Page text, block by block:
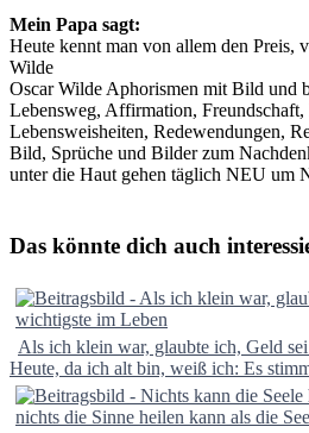
Mein Papa sagt:
Heute kennt man von allem den Preis,
Wilde
Oscar Wilde Aphorismen mit Bild und
Lebensweg, Affirmation, Freundschaft,
Lebensweisheiten, Redewendungen,
Bild, Sprüche und Bilder zum
unter die Haut gehen täglich NEU um
Das könnte dich auch
Als ich klein war, glaubte ich, Geld
Heute, da ich alt bin, weiß ich: Es